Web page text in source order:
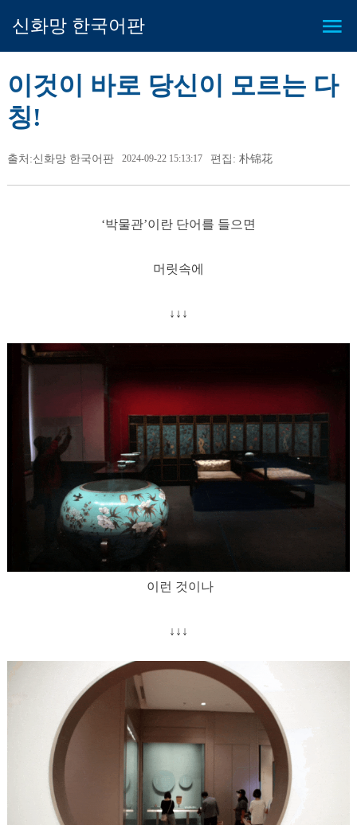
신화망 한국어판
이것이 바로 당신이 모르는 다
칭!
출처:신화망 한국어판 2024-09-22 15:13:17 편집: 朴锦花
‘박물관’이란 단어를 들으면
머릿속에
↓↓↓
이런 것이나
↓↓↓